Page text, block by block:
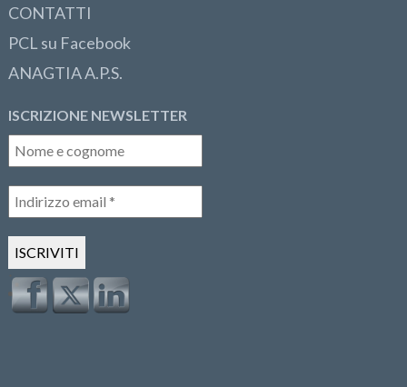
CONTATTI
PCL su Facebook
ANAGTIA A.P.S.
ISCRIZIONE NEWSLETTER